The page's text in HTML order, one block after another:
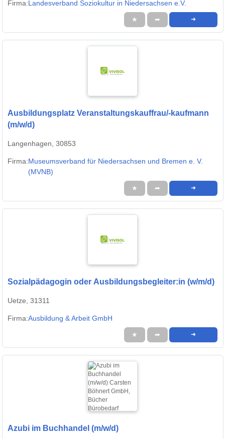
Firma:Landesverband Soziokultur in Niedersachsen e.V.
★ ➦ ➜
Ausbildungsplatz Veranstaltungskauffrau/-kaufmann
(m/w/d)
Langenhagen, 30853
Firma:Museumsverband für Niedersachsen und Bremen e. V.
(MVNB)
★ ➦ ➜
Sozialpädagogin oder Ausbildungsbegleiter:in (w/m/d)
Uetze, 31311
Firma:Ausbildung & Arbeit GmbH
★ ➦ ➜
Azubi im Buchhandel (m/w/d)